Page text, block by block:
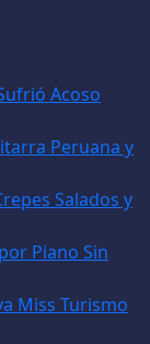
Acoso
Peruana y
Salados y
Piano Sin
Miss Turismo